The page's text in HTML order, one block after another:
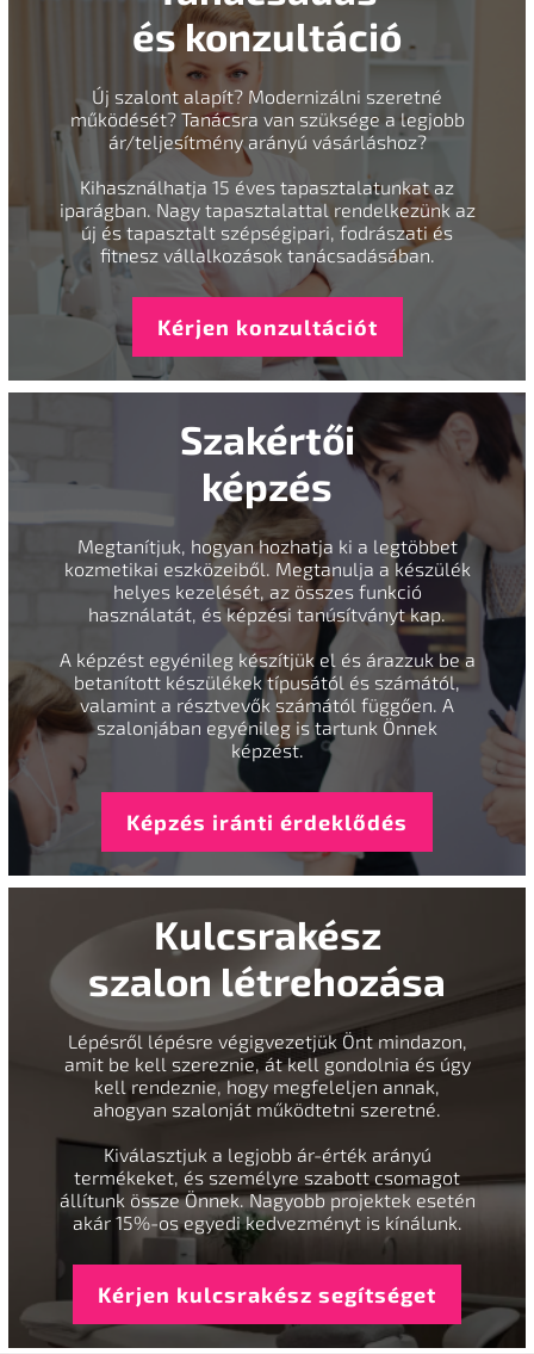
és konzultáció
Új szalont alapít? Modernizálni szeretné
működését? Tanácsra van szüksége a legjobb
ár/teljesítmény arányú vásárláshoz?
Kihasználhatja 15 éves tapasztalatunkat az
iparágban. Nagy tapasztalattal rendelkezünk az
új és tapasztalt szépségipari, fodrászati és
fitnesz vállalkozások tanácsadásában.
Kérjen konzultációt
Szakértői
képzés
Megtanítjuk, hogyan hozhatja ki a legtöbbet
kozmetikai eszközeiből. Megtanulja a készülék
helyes kezelését, az összes funkció
használatát, és képzési tanúsítványt kap.
A képzést egyénileg készítjük el és árazzuk be a
betanított készülékek típusától és számától,
valamint a résztvevők számától függően. A
szalonjában egyénileg is tartunk Önnek
képzést.
Képzés iránti érdeklődés
Kulcsrakész
szalon létrehozása
Lépésről lépésre végigvezetjük Önt mindazon,
amit be kell szereznie, át kell gondolnia és úgy
kell rendeznie, hogy megfeleljen annak,
ahogyan szalonját működtetni szeretné.
Kiválasztjuk a legjobb ár-érték arányú
termékeket, és személyre szabott csomagot
állítunk össze Önnek. Nagyobb projektek esetén
akár 15%-os egyedi kedvezményt is kínálunk.
Kérjen kulcsrakész segítséget